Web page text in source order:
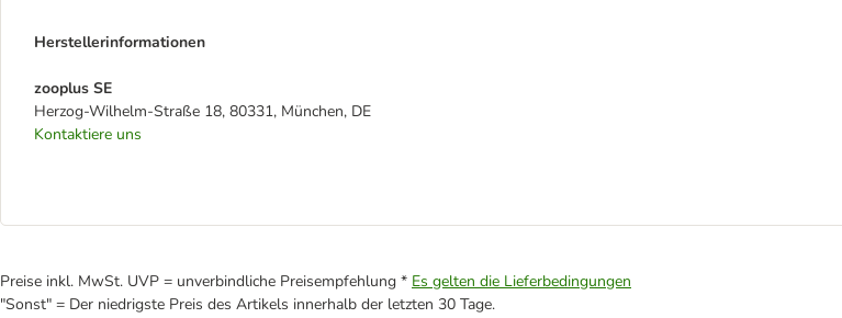
Herstellerinformationen
zooplus SE
Herzog-Wilhelm-Straße 18, 80331, München, DE
Kontaktiere uns
Preise inkl. MwSt. UVP = unverbindliche Preisempfehlung * Es gelten die Lieferbedingungen
"Sonst" = Der niedrigste Preis des Artikels innerhalb der letzten 30 Tage.